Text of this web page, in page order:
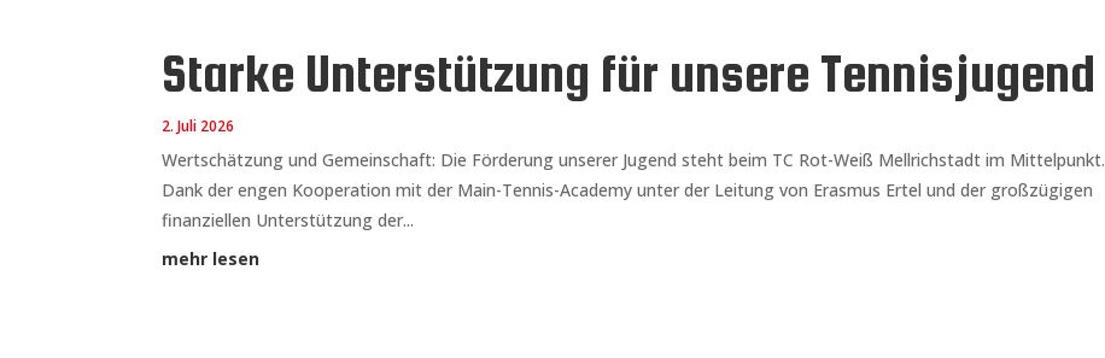
Starke Unterstützung für unsere Tennisjugend
2. Juli 2026
Wertschätzung und Gemeinschaft: Die Förderung unserer Jugend steht beim TC Rot-Weiß Mellrichstadt im Mittelpunkt.
Dank der engen Kooperation mit der Main-Tennis-Academy unter der Leitung von Erasmus Ertel und der großzügigen
finanziellen Unterstützung der...
mehr lesen